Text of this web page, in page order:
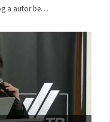
a autor be…